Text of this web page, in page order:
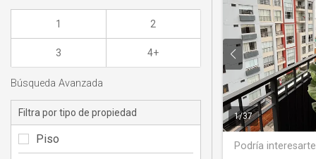
1/37
Podría
1 2
3 4+
Búsqueda Avanzada
Filtra por tipo de propiedad
Piso